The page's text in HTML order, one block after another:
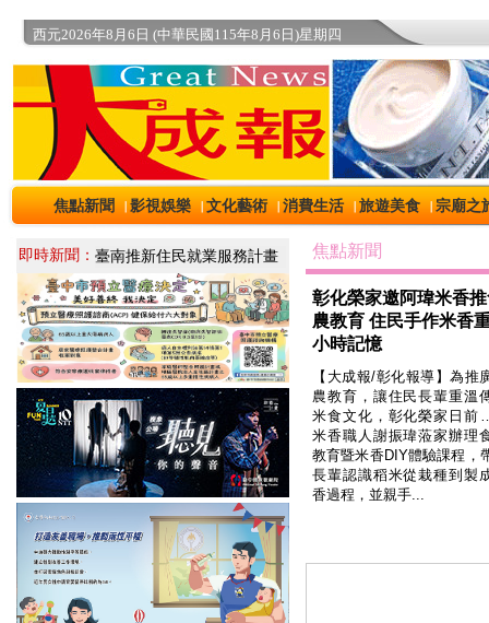
西元2026年8月6日 (中華民國115年8月6日)星期四
焦點新聞 ｜影視娛樂 ｜文化藝術 ｜消費生活 ｜旅遊美食 宗廟之
即時新聞： 焦點新聞
彰化榮家邀阿瑋米香
農教育 住民手作米香
小時記憶
【大成報/彰化報導】為推
農教育，讓住民長輩重溫
米食文化，彰化榮家日前
米香職人謝振瑋蒞家辦理
教育暨米香DIY體驗課程，
長輩認識稻米從栽種到製
香過程，並親手...